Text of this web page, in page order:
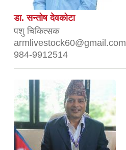
डा. सन्तोष देवकोटा
पशु चिकित्सक
armlivestock60@gmail.com
984-9912514